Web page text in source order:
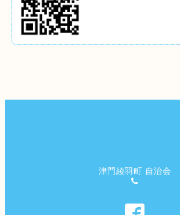
津門綾羽町 自治会